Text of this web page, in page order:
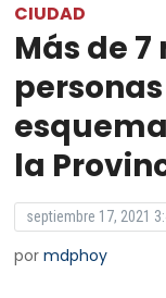
CIUDAD
Más de
la
septiembre 17, 2021
pormdphoy